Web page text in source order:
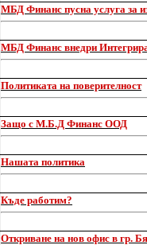
МБД Финанс пусна услуга за
МБД Финанс внедри
Политиката на поверителност
Защо с М.Б.Д Финанс ООД
Нашата политика
Къде работим?
Откриване на нов офис в гр.